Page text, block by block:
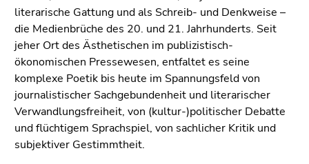
literarische Gattung und als Schreib- und Denkweise –
die Medienbrüche des 20. und 21. Jahrhunderts. Seit
jeher Ort des Ästhetischen im publizistisch-
ökonomischen Pressewesen, entfaltet es seine
komplexe Poetik bis heute im Spannungsfeld von
journalistischer Sachgebundenheit und literarischer
Verwandlungsfreiheit, von (kultur-)politischer Debatte
und flüchtigem Sprachspiel, von sachlicher Kritik und
subjektiver Gestimmtheit.